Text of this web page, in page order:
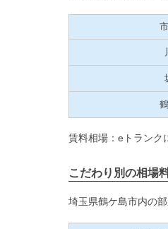
賃料相場：eトランク
こだわり別の相場
埼玉県鶴ケ島市内の